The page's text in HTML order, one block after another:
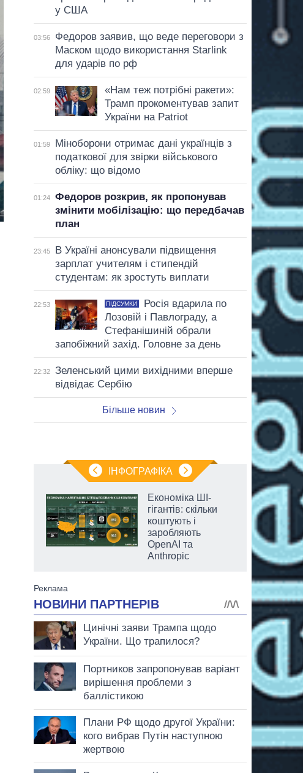
у США
03:56
Федоров заявив, що веде переговори з
Маском щодо використання Starlink
для ударів по рф
02:59
«Нам теж потрібні ракети»:
Трамп прокоментував запит
України на Patriot
01:59
Міноборони отримає дані українців з
податкової для звірки військового
обліку: що відомо
01:24
Федоров розкрив, як пропонував
змінити мобілізацію: що передбачав
план
23:45
В Україні анонсували підвищення
зарплат учителям і стипендій
студентам: як зростуть виплати
22:53 ПІДСУМКИ
Росія вдарила по
Лозовій і Павлограду, а
Стефанішиній обрали
запобіжний захід. Головне за день
22:32
Зеленський цими вихідними вперше
відвідає Сербію
Більше новин
ІНФОГРАФІКА
Економіка ШІ-
гігантів: скільки
коштують і
заробляють
OpenAI та
Anthropic